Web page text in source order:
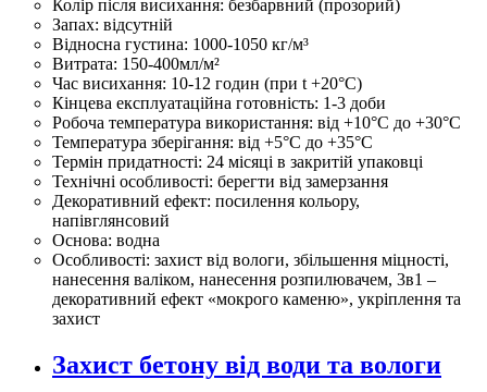
Колір після висихання: безбарвний (прозорий)
Запах: відсутній
Відносна густина: 1000-1050 кг/м³
Витрата: 150-400мл/м²
Час висихання: 10-12 годин (при t +20°С)
Кінцева експлуатаційна готовність: 1-3 доби
Робоча температура використання: від +10°C до +30°C
Температура зберігання: від +5°C до +35°C
Термін придатності: 24 місяці в закритій упаковці
Технічні особливості: берегти від замерзання
Декоративний ефект: посилення кольору,
напівглянсовий
Основа: водна
Особливості: захист від вологи, збільшення міцності,
нанесення валіком, нанесення розпилювачем, 3в1 –
декоративний ефект «мокрого каменю», укріплення та
захист
Захист бетону від води та вологи